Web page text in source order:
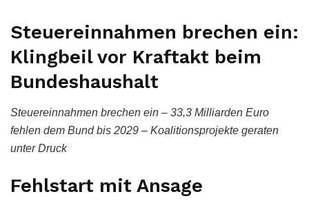
Steuereinnahmen brechen ein:
Klingbeil vor Kraftakt beim
Bundeshaushalt
Steuereinnahmen brechen ein – 33,3 Milliarden Euro
fehlen dem Bund bis 2029 – Koalitionsprojekte geraten
unter Druck
Fehlstart mit Ansage